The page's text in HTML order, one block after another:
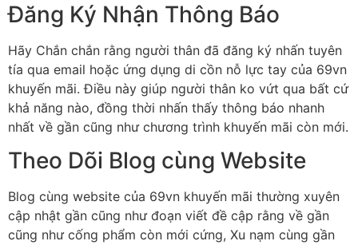
Đăng Ký Nhận Thông Báo
Hãy Chắn chắn rằng người thân đã đăng ký nhấn tuyên
tía qua email hoặc ứng dụng di cồn nỗ lực tay của 69vn
khuyến mãi. Điều này giúp người thân ko vứt qua bất cứ
khả năng nào, đồng thời nhấn thấy thông báo nhanh
nhất về gần cũng như chương trình khuyến mãi còn mới.
Theo Dõi Blog cùng Website
Blog cùng website của 69vn khuyến mãi thường xuyên
cập nhật gần cũng như đoạn viết đề cập rằng về gần
cũng như cống phẩm còn mới cứng, Xu nạm cùng gần